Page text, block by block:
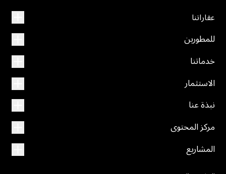
عقاراتنا
للمطورين
خدماتنا
الاستثمار
نبذة عنا
مركز المحتوى
المشاريع